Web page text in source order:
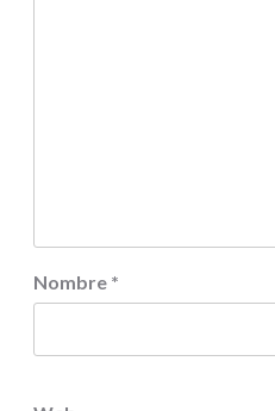
Nombre *